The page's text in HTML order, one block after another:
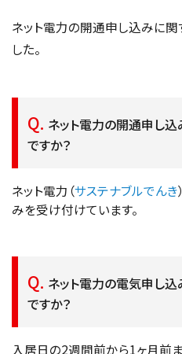
ネット電力の開通申し込みに関
した。
ネット電力の開通申し
ですか？
ネット電力（サステナブルでんき）
みを受け付けています。
ネット電力の電気申し
ですか？
入居日の2週間前から1ヶ月前